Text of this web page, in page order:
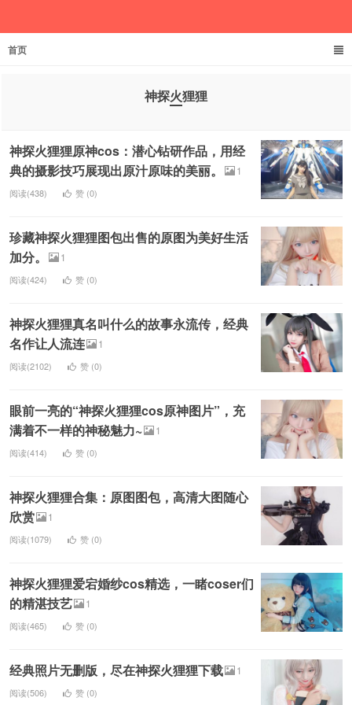
首页
神探火狸狸
神探火狸狸原神cos：潜心钻研作品，用经
典的摄影技巧展现出原汁原味的美丽。
1
阅读(438) 赞 (0)
珍藏神探火狸狸图包出售的原图为美好生活
加分。
1
阅读(424) 赞 (0)
神探火狸狸真名叫什么的故事永流传，经典
名作让人流连
1
阅读(2102) 赞 (0)
眼前一亮的“神探火狸狸cos原神图片”，充
满着不一样的神秘魅力~
1
阅读(414) 赞 (0)
神探火狸狸合集：原图图包，高清大图随心
欣赏
1
阅读(1079) 赞 (0)
神探火狸狸爱宕婚纱cos精选，一睹coser们
的精湛技艺
1
阅读(465) 赞 (0)
经典照片无删版，尽在神探火狸狸下载 1
阅读(506) 赞 (0)